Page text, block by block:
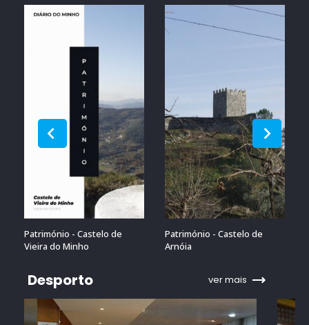
Património - Castelo de
Vieira do Minho
Património - Castelo de
Arnóia
Desporto ver mais